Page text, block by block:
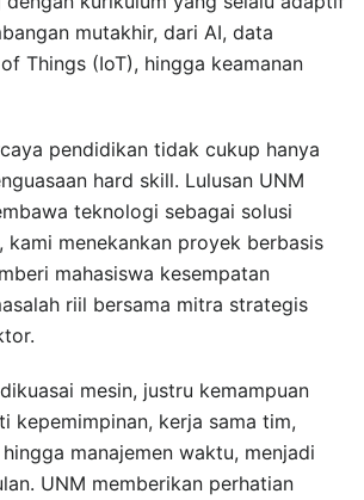
mutakhir, dari AI, data
Things (IoT), hingga keamanan
pendidikan tidak cukup hanya
hard skill. Lulusan UNM
teknologi sebagai solusi
kami menekankan proyek berbasis
mahasiswa kesempatan
riil bersama mitra strategis
mesin, justru kemampuan
kepemimpinan, kerja sama tim,
manajemen waktu, menjadi
UNM memberikan perhatian